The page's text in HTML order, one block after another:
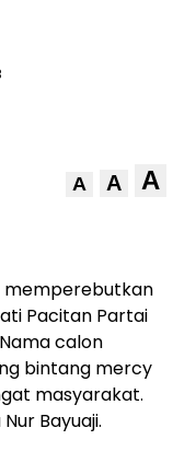
A A A
memperebutkan
Pacitan Partai
calon
bintang mercy
masyarakat.
Bayuaji.